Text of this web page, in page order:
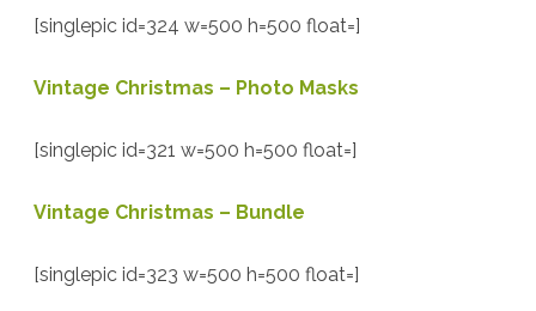
[singlepic id=324 w=500 h=500 float=]
Vintage Christmas – Photo Masks
[singlepic id=321 w=500 h=500 float=]
Vintage Christmas – Bundle
[singlepic id=323 w=500 h=500 float=]